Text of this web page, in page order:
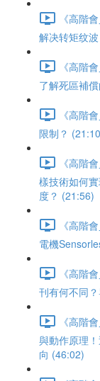
《高階
解决转矩纹
《高階
了解死區補
《高階
限制？
《高階
樣技術如何
度？ (21:56)
《高階
電機
《高階
刊有何不同
《高階
與動作原理
向 (46:02)